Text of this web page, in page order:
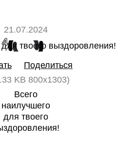
21.07.2024
4 0
Поделиться
KB 800x1303)
Всего
наилучшего
для твоего